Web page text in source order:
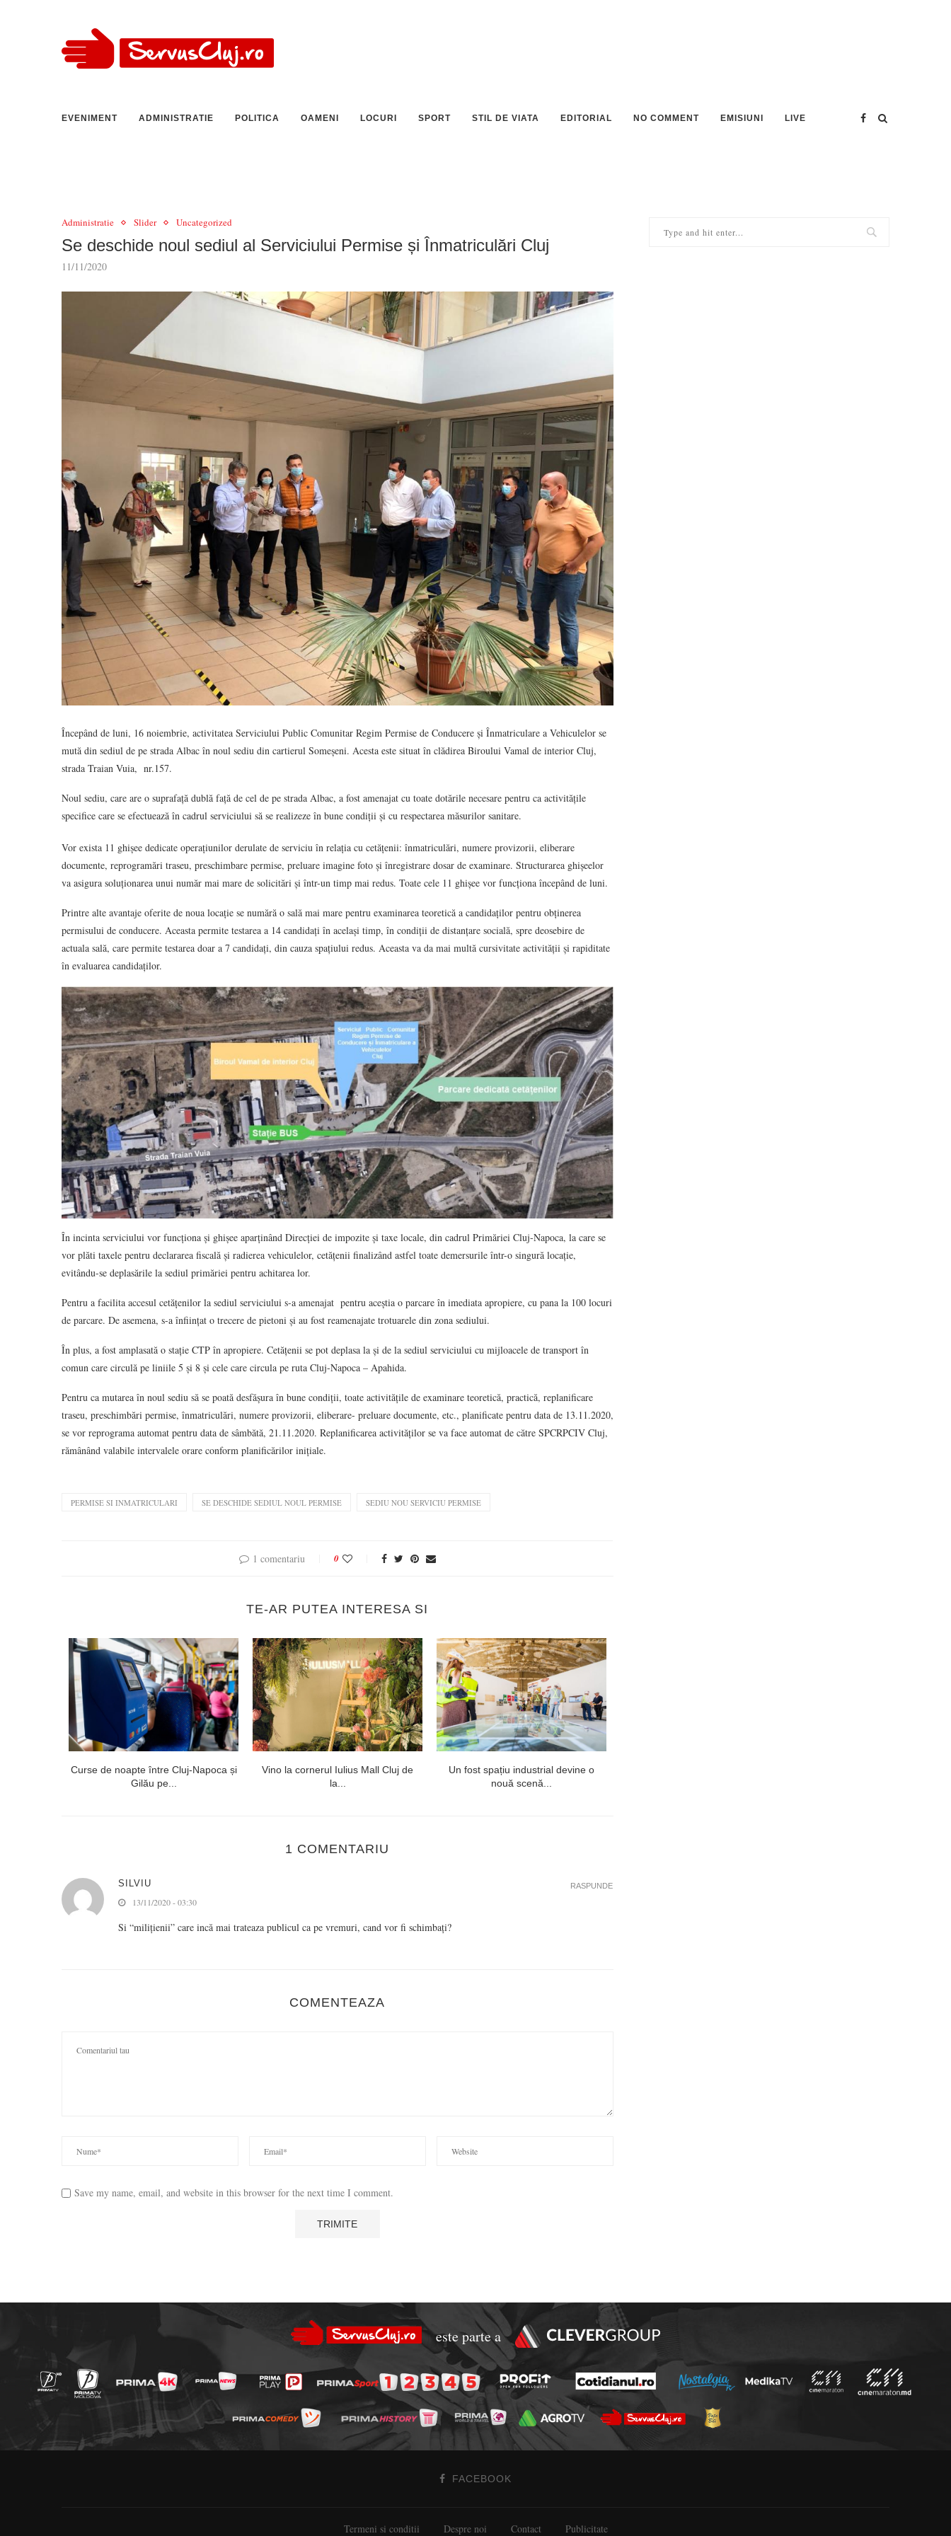
EVENIMENT ADMINISTRATIE POLITICA OAMENI LOCURI SPORT STIL DE VIATA EDITORIAL NO COMMENT EMISIUNI LIVE
Administratie Slider Uncategorized
Se deschide noul sediul al Serviciului Permise și Înmatriculări Cluj
11/11/2020
Începând de luni, 16 noiembrie, activitatea Serviciului Public Comunitar Regim Permise de Conducere și Înmatriculare a Vehiculelor se
mută din sediul de pe strada Albac în noul sediu din cartierul Someșeni. Acesta este situat în clădirea Biroului Vamal de interior Cluj,
strada Traian Vuia, nr.157.
Noul sediu, care are o suprafață dublă față de cel de pe strada Albac, a fost amenajat cu toate dotările necesare pentru ca activitățile
specifice care se efectuează în cadrul serviciului să se realizeze în bune condiții și cu respectarea măsurilor sanitare.
Vor exista 11 ghișee dedicate operațiunilor derulate de serviciu în relația cu cetățenii: înmatriculări, numere provizorii, eliberare
documente, reprogramări traseu, preschimbare permise, preluare imagine foto și înregistrare dosar de examinare. Structurarea ghișeelor
va asigura soluționarea unui număr mai mare de solicitări și într-un timp mai redus. Toate cele 11 ghișee vor funcționa începând de luni.
Printre alte avantaje oferite de noua locație se numără o sală mai mare pentru examinarea teoretică a candidaților pentru obținerea
permisului de conducere. Aceasta permite testarea a 14 candidați în același timp, în condiții de distanțare socială, spre deosebire de
actuala sală, care permite testarea doar a 7 candidați, din cauza spațiului redus. Aceasta va da mai multă cursivitate activității și rapiditate
în evaluarea candidaților.
În incinta serviciului vor funcționa și ghișee aparținând Direcției de impozite și taxe locale, din cadrul Primăriei Cluj-Napoca, la care se
vor plăti taxele pentru declararea fiscală și radierea vehiculelor, cetățenii finalizând astfel toate demersurile într-o singură locație,
evitându-se deplasările la sediul primăriei pentru achitarea lor.
Pentru a facilita accesul cetățenilor la sediul serviciului s-a amenajat pentru aceștia o parcare în imediata apropiere, cu pana la 100 locuri
de parcare. De asemena, s-a înființat o trecere de pietoni și au fost reamenajate trotuarele din zona sediului.
În plus, a fost amplasată o stație CTP în apropiere. Cetățenii se pot deplasa la și de la sediul serviciului cu mijloacele de transport în
comun care circulă pe liniile 5 și 8 și cele care circula pe ruta Cluj-Napoca – Apahida.
Pentru ca mutarea în noul sediu să se poată desfășura în bune condiții, toate activitățile de examinare teoretică, practică, replanificare
traseu, preschimbări permise, înmatriculări, numere provizorii, eliberare- preluare documente, etc., planificate pentru data de 13.11.2020,
se vor reprograma automat pentru data de sâmbătă, 21.11.2020. Replanificarea activităților se va face automat de către SPCRPCIV Cluj,
rămânând valabile intervalele orare conform planificărilor inițiale.
PERMISE SI INMATRICULARI SE DESCHIDE SEDIUL NOUL PERMISE SEDIU NOU SERVICIU PERMISE
1 comentariu 0
TE-AR PUTEA INTERESA SI
Curse de noapte între Cluj-Napoca și
Gilău pe...
Vino la cornerul Iulius Mall Cluj de
la...
Un fost spațiu industrial devine o
nouă scenă...
1 COMENTARIU
SILVIU
13/11/2020 - 03:30
Si “milițienii” care incă mai trateaza publicul ca pe vremuri, cand vor fi schimbați?
RASPUNDE
COMENTEAZA
Save my name, email, and website in this browser for the next time I comment.
este parte a
FACEBOOK
Termeni si conditii Despre noi Contact Publicitate